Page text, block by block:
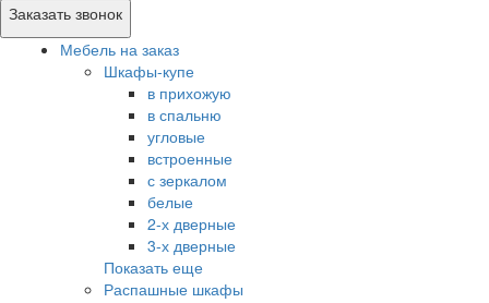
Заказать звонок
Мебель на заказ
Шкафы-купе
в прихожую
в спальню
угловые
встроенные
с зеркалом
белые
2-х дверные
3-х дверные
Показать еще
Распашные шкафы